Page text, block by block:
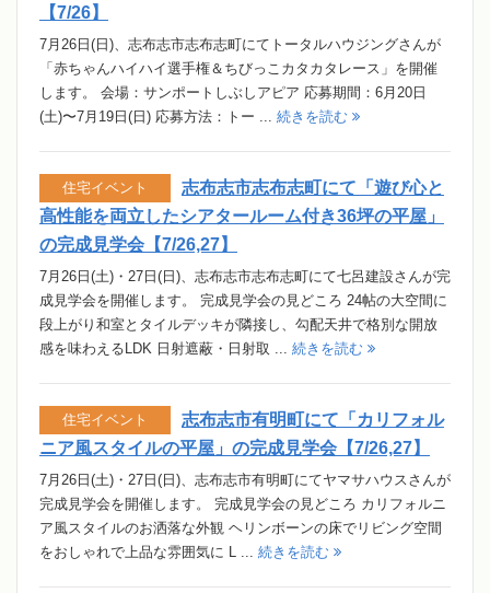
【7/26】
7月26日(日)、志布志市志布志町にてトータルハウジングさんが
「赤ちゃんハイハイ選手権＆ちびっこカタカタレース」を開催
します。 会場：サンポートしぶしアピア 応募期間：6月20日
(土)〜7月19日(日) 応募方法：トー ... 続きを読む
志布志市志布志町にて「遊び心と
高性能を両立したシアタールーム付き36坪の平屋」
の完成見学会【7/26,27】
7月26日(土)・27日(日)、志布志市志布志町にて七呂建設さんが完
成見学会を開催します。 完成見学会の見どころ 24帖の大空間に
段上がり和室とタイルデッキが隣接し、勾配天井で格別な開放
感を味わえるLDK 日射遮蔽・日射取 ... 続きを読む
住宅イベント
志布志市有明町にて「カリフォル
ニア風スタイルの平屋」の完成見学会【7/26,27】
7月26日(土)・27日(日)、志布志市有明町にてヤマサハウスさんが
完成見学会を開催します。 完成見学会の見どころ カリフォルニ
ア風スタイルのお洒落な外観 ヘリンボーンの床でリビング空間
をおしゃれで上品な雰囲気に L ... 続きを読む
住宅イベント